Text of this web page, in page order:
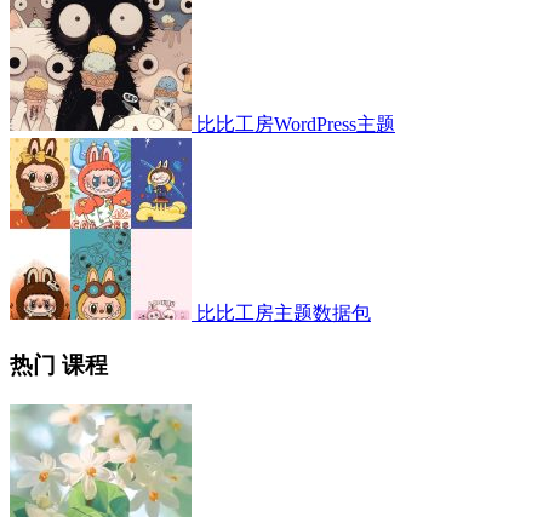
比比工房WordPress主题
比比工房主题数据包
热门 课程